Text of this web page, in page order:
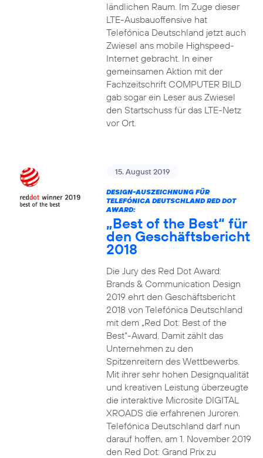
ländlichen Raum. Im Zuge dieser
LTE-Ausbauoffensive hat
Telefónica Deutschland jetzt auch
Zwiesel ans mobile Highspeed-
Internet gebracht. In einer
gemeinsamen Aktion mit der
Fachzeitschrift COMPUTER BILD
gab sogar ein Leser aus Zwiesel
den Startschuss für das LTE-Netz
vor Ort.
15. August 2019
DESIGN-AUSZEICHNUNG FÜR
TELEFÓNICA DEUTSCHLAND RED DOT
AWARD:
„Best of the Best“ für
den Geschäftsbericht
2018
Die Jury des Red Dot Award:
Brands & Communication Design
2019 ehrt den Geschäftsbericht
2018 von Telefónica Deutschland
mit dem „Red Dot: Best of the
Best“-Award. Damit zählt das
Unternehmen zu den
Spitzenreitern des Wettbewerbs.
Mit ihrer sehr hohen Designqualität
und kreativen Leistung überzeugte
die interaktive Microsite DIGITAL
XROADS die erfahrenen Juroren.
Telefónica Deutschland darf nun
darauf hoffen, am 1. November 2019
den Red Dot: Grand Prix zu